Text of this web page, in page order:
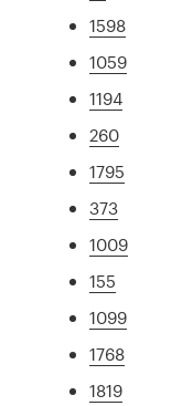
1598
1059
1194
260
1795
373
1009
155
1099
1768
1819